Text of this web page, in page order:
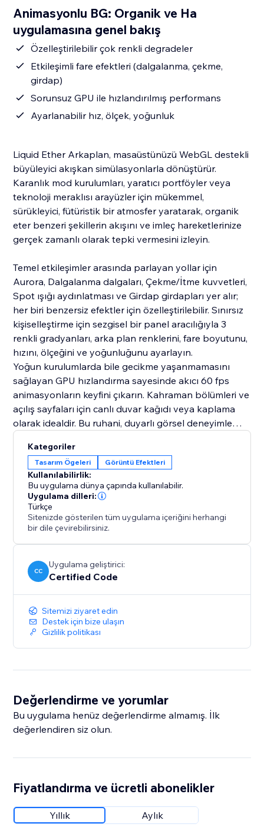
Animasyonlu BG: Organik ve Ha
uygulamasına genel bakış
Özelleştirilebilir çok renkli degradeler
Etkileşimli fare efektleri (dalgalanma, çekme,
girdap)
Sorunsuz GPU ile hızlandırılmış performans
Ayarlanabilir hız, ölçek, yoğunluk
Liquid Ether Arkaplan, masaüstünüzü WebGL destekli
büyüleyici akışkan simülasyonlarla dönüştürür.
Karanlık mod kurulumları, yaratıcı portföyler veya
teknoloji meraklısı arayüzler için mükemmel,
sürükleyici, fütüristik bir atmosfer yaratarak, organik
eter benzeri şekillerin akışını ve imleç hareketlerinize
gerçek zamanlı olarak tepki vermesini izleyin.
Temel etkileşimler arasında parlayan yollar için
Aurora, Dalgalanma dalgaları, Çekme/İtme kuvvetleri,
Spot ışığı aydınlatması ve Girdap girdapları yer alır;
her biri benzersiz efektler için özelleştirilebilir. Sınırsız
kişiselleştirme için sezgisel bir panel aracılığıyla 3
renkli gradyanları, arka plan renklerini, fare boyutunu,
hızını, ölçeğini ve yoğunluğunu ayarlayın.
Yoğun kurulumlarda bile gecikme yaşanmamasını
sağlayan GPU hızlandırma sayesinde akıcı 60 fps
animasyonların keyfini çıkarın. Kahraman bölümleri ve
açılış sayfaları için canlı duvar kağıdı veya kaplama
olarak idealdir. Bu ruhani, duyarlı görsel deneyimle
büyüyü yönetmesine izin verin.
Kategoriler
Tasarım Ögeleri Görüntü Efektleri
Kullanılabilirlik:
Bu uygulama dünya çapında kullanılabilir.
Uygulama dilleri:
Türkçe
Sitenizde gösterilen tüm uygulama içeriğini herhangi
bir dile çevirebilirsiniz.
CC
Uygulama geliştirici:
Certified Code
Sitemizi ziyaret edin
Destek için bize ulaşın
Gizlilik politikası
Değerlendirme ve yorumlar
Bu uygulama henüz değerlendirme almamış. İlk
değerlendiren siz olun.
Fiyatlandırma ve ücretli abonelikler
Yıllık Aylık